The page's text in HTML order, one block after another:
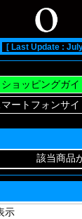
[ Last Update :
該当商品